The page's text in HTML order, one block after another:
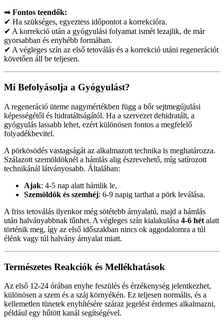
➡ Fontos teendők:
✔ Ha szükséges, egyeztess időpontot a korrekcióra.
✔ A korrekció után a gyógyulási folyamat ismét lezajlik, de már
gyorsabban és enyhébb formában.
✔ A végleges szín az első tetoválás és a korrekció utáni regenerációt
követően áll be teljesen.
Mi Befolyásolja a Gyógyulást?
A regeneráció üteme nagymértékben függ a bőr sejtmegújulási
képességétől és hidratáltságától. Ha a szervezet dehidratált, a
gyógyulás lassabb lehet, ezért különösen fontos a megfelelő
folyadékbevitel.
A pörkösödés vastagságát az alkalmazott technika is meghatározza.
Szálazott szemöldöknél a hámlás alig észrevehető, míg satírozott
technikánál látványosabb. Általában:
Ajak: 4-5 nap alatt hámlik le,
Szemöldök és szemhéj: 6-9 napig tarthat a pörk leválása.
A friss tetoválás ilyenkor még sötétebb árnyalatú, majd a hámlás
után halványabbnak tűnhet. A végleges szín kialakulása 4-6 hét alatt
történik meg, így az első időszakban nincs ok aggodalomra a túl
élénk vagy túl halvány árnyalat miatt.
Természetes Reakciók és Mellékhatások
Az első 12-24 órában enyhe feszülés és érzékenység jelentkezhet,
különösen a szem és a száj környékén. Ez teljesen normális, és a
kellemetlen tünetek enyhítésére száraz jegelést érdemes alkalmazni,
például egy hűtött kanál segítségével.